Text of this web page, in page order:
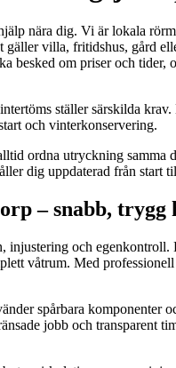
nära dig. Vi är lokala
villa, fritidshus, gård
besked om priser och
ställer särskilda
och vinterkonservering.
ordna utryckning
dig uppdaterad från start
– snabb,
och
våtrum. Med
spårbara
jobb och